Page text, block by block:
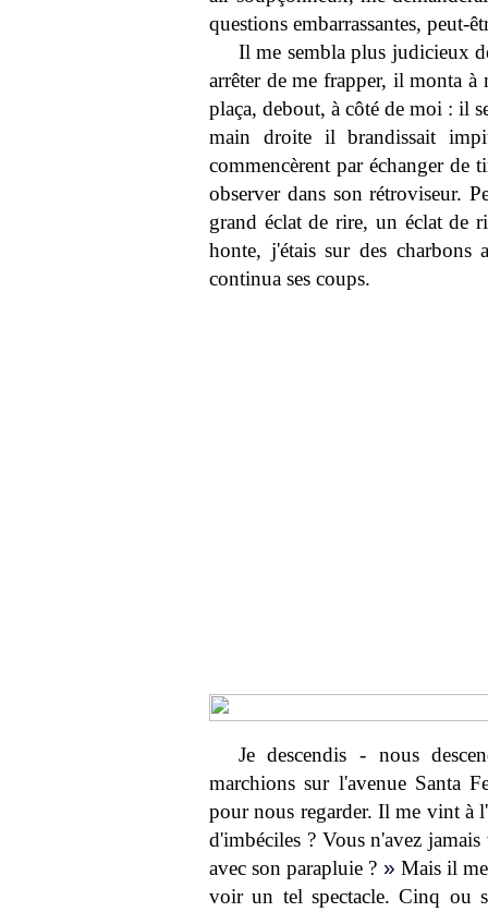
questions embarrassantes, peut-
Il me sembla plus judicieux
arrêter de me frapper, il monta à
plaça, debout, à côté de moi : il
main droite il brandissait
commencèrent par échanger de
observer dans son rétroviseur.
grand éclat de rire, un éclat de
honte, j'étais sur des charbons
continua ses coups.
Je descendis - nous
marchions sur l'avenue Santa
pour nous regarder. Il me vint à
d'imbéciles ? Vous n'avez
avec son parapluie ? » Mais il
voir un tel spectacle. Cinq ou